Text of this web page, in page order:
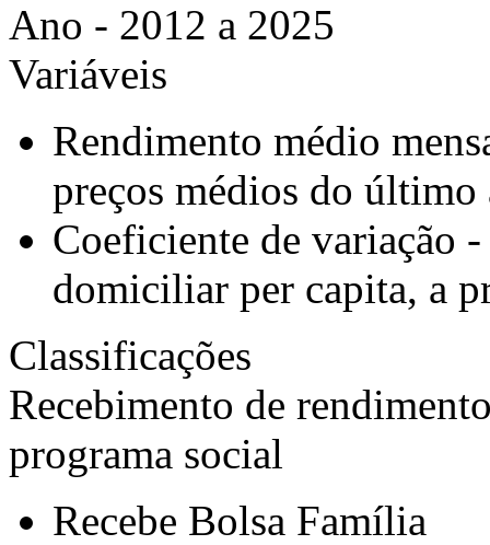
Ano - 2012 a 2025
Variáveis
Rendimento médio
preços médios do último
Coeficiente de variação
domiciliar per capita, a
Classificações
Recebimento de
programa social
Recebe Bolsa Família